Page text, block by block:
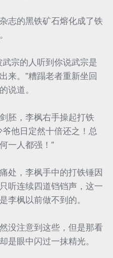
志的黑铁矿石熔化成了铁
宗的人听到你说武宗是
来。”糟蹋老者重新坐回
说道。
胚，李枫右手操起打铁
他日定然十倍还之！总
一人都强！”
处，李枫手中的打铁锤因
听连续四道铛铛声，这一
李枫以前做不到的。
没注意到这些，但是那看
是眼中闪过一抹精光。